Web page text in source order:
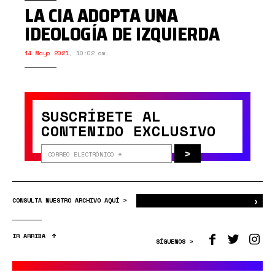
LA CIA ADOPTA UNA
IDEOLOGÍA DE IZQUIERDA
14 Mayo 2021, 10:02 am.
SUSCRÍBETE AL
CONTENIDO EXCLUSIVO
>
CONSULTA NUESTRO ARCHIVO AQUÍ > ›
IR ARRIBA
SÍGUENOS >